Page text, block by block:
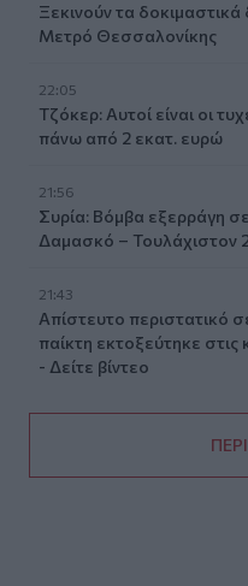
Ξεκινούν τα
Μετρό Θεσσαλονίκης
22:05
Τζόκερ: Αυτοί είναι οι
πάνω από 2 εκατ. ευρώ
21:56
Συρία: Βόμβα εξερράγη
Δαμασκό – Τουλάχιστον 2
21:43
Απίστευτο περιστατικό
παίκτη εκτοξεύτηκε στις
- Δείτε βίντεο